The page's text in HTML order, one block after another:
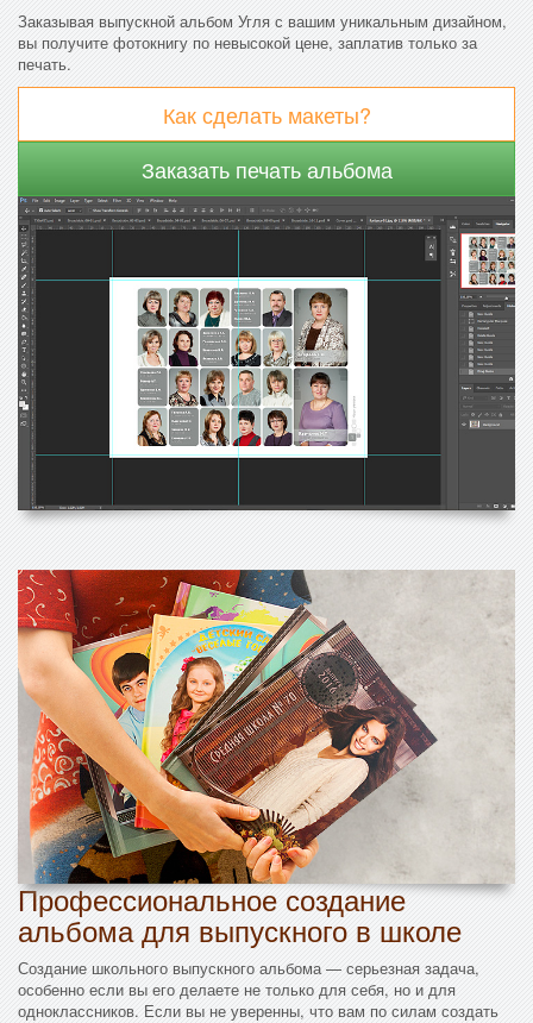
Заказывая выпускной альбом Угля с вашим уникальным дизайном,
вы получите фотокнигу по невысокой цене, заплатив только за
печать.
Как сделать макеты?
Заказать печать альбома
Профессиональное создание
альбома для выпускного в школе
Создание школьного выпускного альбома — серьезная задача,
особенно если вы его делаете не только для себя, но и для
одноклассников. Если вы не уверенны, что вам по силам создать